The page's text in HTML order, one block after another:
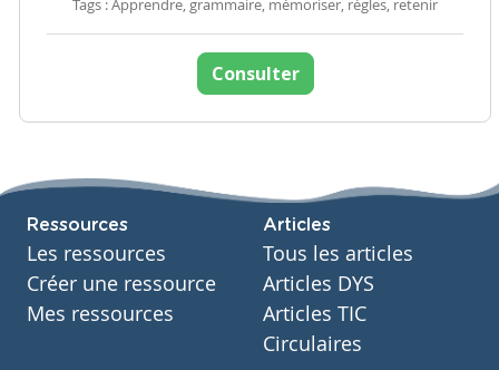
Tags : Apprendre, grammaire, mémoriser, règles, retenir
Consulter
Ressources
Les ressources
Créer une ressource
Mes ressources
Articles
Tous les articles
Articles DYS
Articles TIC
Circulaires